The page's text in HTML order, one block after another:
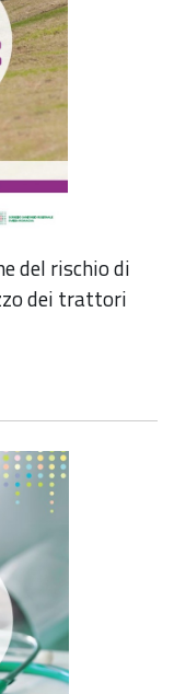
del rischio di
dei trattori